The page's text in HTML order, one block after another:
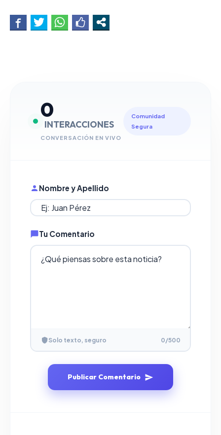
0
INTERACCIONES
CONVERSACIÓN EN VIVO
Comunidad
Segura
Nombre y Apellido
Tu Comentario
Solo texto, seguro 0/500
Publicar Comentario